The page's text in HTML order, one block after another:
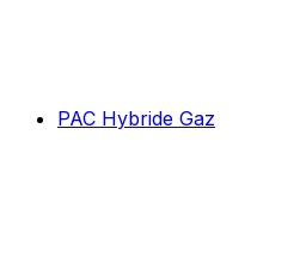
PAC Hybride Gaz